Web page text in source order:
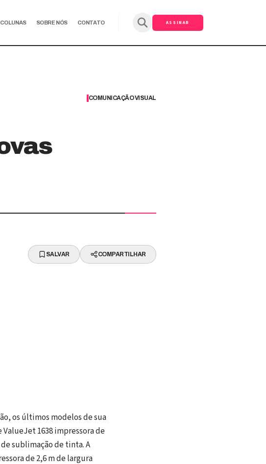
COLUNAS SOBRE NÓS CONTATO ASSINAR
COMUNICAÇÃO VISUAL
SALVAR COMPARTILHAR
os últimos modelos de sua
1638 impressora de
sublimação de tinta. A
de 2,6 m de largura